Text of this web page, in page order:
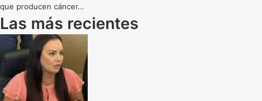
que producen cáncer…
Las más recientes